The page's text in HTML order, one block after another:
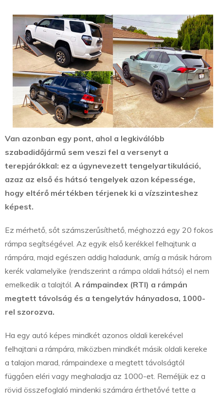
Van azonban egy pont, ahol a legkiválóbb
szabadidőjármű sem veszi fel a versenyt a
terepjárókkal: ez a úgynevezett tengelyartikuláció,
azaz az első és hátsó tengelyek azon képessége,
hogy eltérő mértékben térjenek ki a vízszinteshez
képest.
Ez mérhető, sőt számszerűsíthető, méghozzá egy 20 fokos
rámpa segítségével. Az egyik első kerékkel felhajtunk a
rámpára, majd egészen addig haladunk, amíg a másik három
kerék valamelyike (rendszerint a rámpa oldali hátsó) el nem
emelkedik a talajtól. A rámpaindex (RTI) a rámpán
megtett távolság és a tengelytáv hányadosa, 1000-
rel szorozva.
Ha egy autó képes mindkét azonos oldali kerekével
felhajtani a rámpára, miközben mindkét másik oldali kereke
a talajon marad, rámpaindexe a megtett távolságtól
függően eléri vagy meghaladja az 1000-et. Reméljük ez a
rövid összefoglaló mindenki számára érthetővé tette a